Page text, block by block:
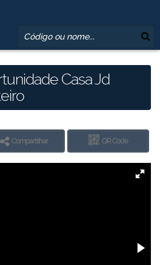
Casa Jd
Compartilhar QR Code